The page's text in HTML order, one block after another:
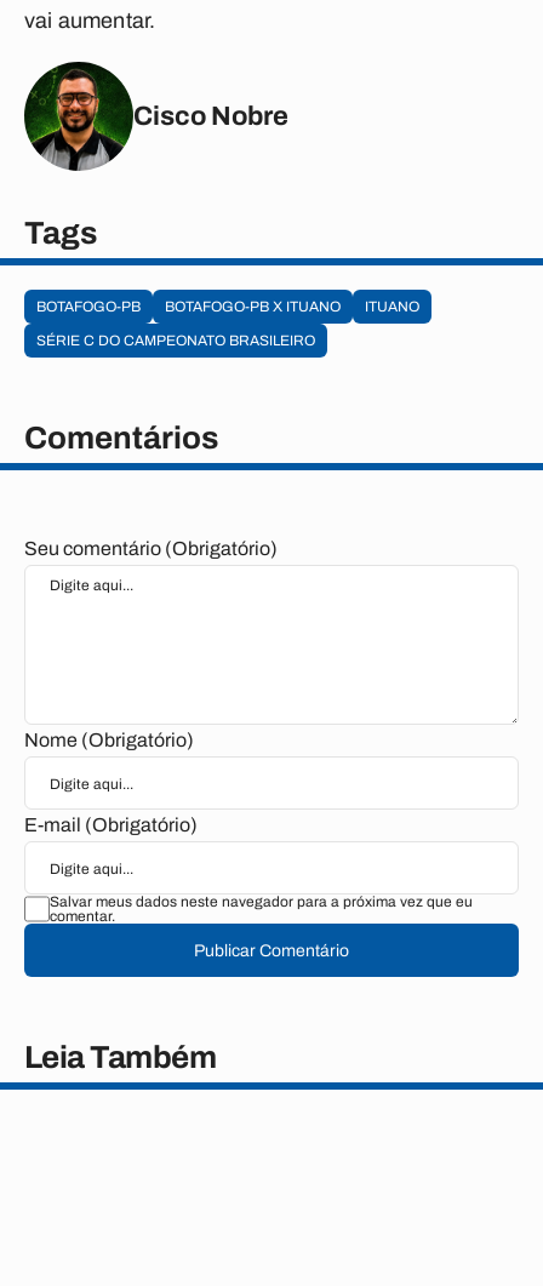
vai aumentar.
Cisco Nobre
Tags
BOTAFOGO-PB BOTAFOGO-PB X ITUANO
ITUANO
SÉRIE C DO CAMPEONATO BRASILEIRO
Comentários
Seu comentário (Obrigatório)
Nome (Obrigatório)
E-mail (Obrigatório)
Salvar meus dados neste navegador para a próxima vez que eu
comentar.
Publicar Comentário
Leia Também